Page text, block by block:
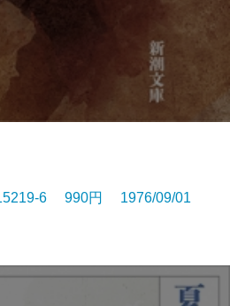
6 990円 1976/09/01